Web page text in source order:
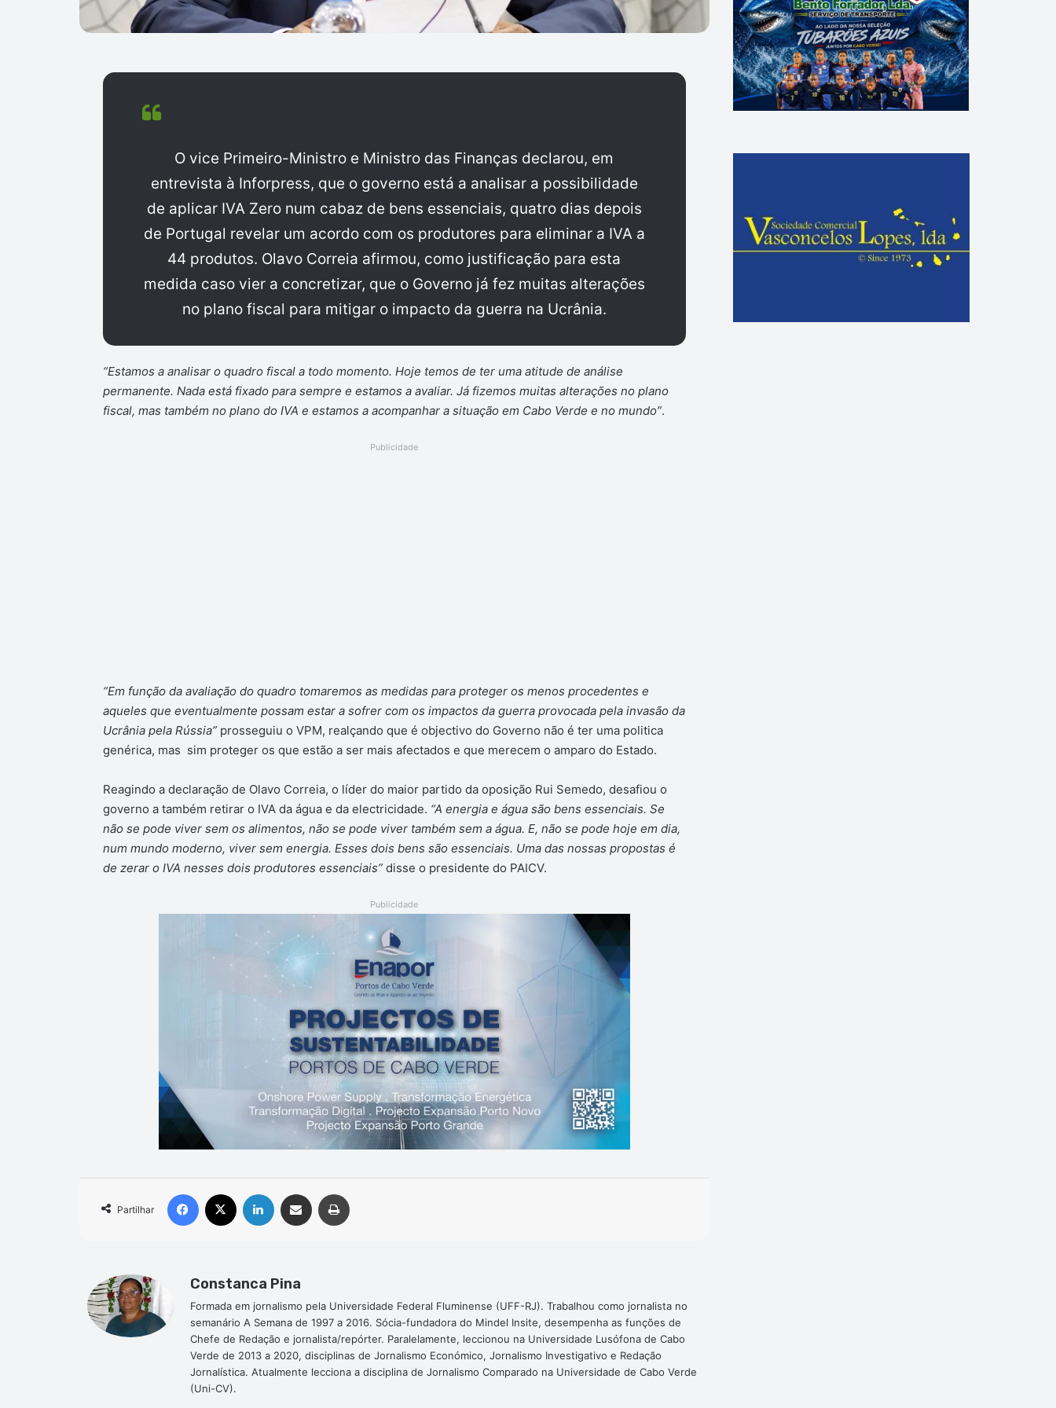
O vice Primeiro-Ministro e Ministro das Finanças declarou, em
entrevista à Inforpress, que o governo está a analisar a possibilidade
de aplicar IVA Zero num cabaz de bens essenciais, quatro dias depois
de Portugal revelar um acordo com os produtores para eliminar a IVA a
44 produtos. Olavo Correia afirmou, como justificação para esta
medida caso vier a concretizar, que o Governo já fez muitas alterações
no plano fiscal para mitigar o impacto da guerra na Ucrânia.
“Estamos a analisar o quadro fiscal a todo momento. Hoje temos de ter uma atitude de análise
permanente. Nada está fixado para sempre e estamos a avaliar. Já fizemos muitas alterações no plano
fiscal, mas também no plano do IVA e estamos a acompanhar a situação em Cabo Verde e no mundo”.
Publicidade
“Em função da avaliação do quadro tomaremos as medidas para proteger os menos procedentes e
aqueles que eventualmente possam estar a sofrer com os impactos da guerra provocada pela invasão da
Ucrânia pela Rússia” prosseguiu o VPM, realçando que é objectivo do Governo não é ter uma politica
genérica, mas sim proteger os que estão a ser mais afectados e que merecem o amparo do Estado.
Reagindo a declaração de Olavo Correia, o líder do maior partido da oposição Rui Semedo, desafiou o
governo a também retirar o IVA da água e da electricidade. “A energia e água são bens essenciais. Se
não se pode viver sem os alimentos, não se pode viver também sem a água. E, não se pode hoje em dia,
num mundo moderno, viver sem energia. Esses dois bens são essenciais. Uma das nossas propostas é
de zerar o IVA nesses dois produtores essenciais” disse o presidente do PAICV.
Publicidade
Partilhar
Facebook Linkedin Compartilhar via e-mail
Constanca Pina
Formada em jornalismo pela Universidade Federal Fluminense (UFF-RJ). Trabalhou como jornalista no
semanário A Semana de 1997 a 2016. Sócia-fundadora do Mindel Insite, desempenha as funções de
Chefe de Redação e jornalista/repórter. Paralelamente, leccionou na Universidade Lusófona de Cabo
Verde de 2013 a 2020, disciplinas de Jornalismo Económico, Jornalismo Investigativo e Redação
Jornalística. Atualmente lecciona a disciplina de Jornalismo Comparado na Universidade de Cabo Verde
(Uni-CV).